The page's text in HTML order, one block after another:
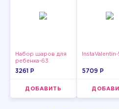
Набор шаров для
ребенка-63
3261 P
ДОБАВИТЬ
5709 P